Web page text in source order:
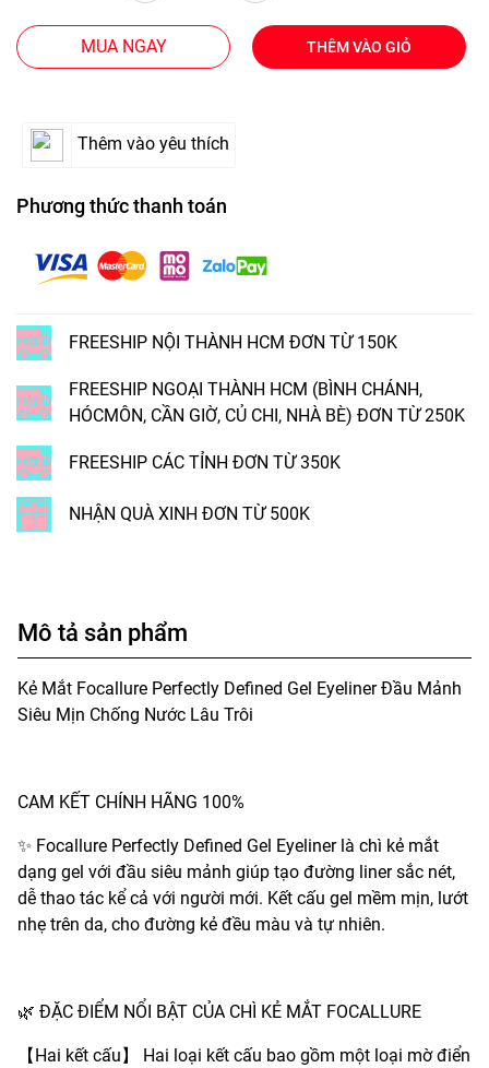
MUA NGAY THÊM VÀO GIỎ
Thêm vào yêu thích
Phương thức thanh toán
FREESHIP NỘI THÀNH HCM ĐƠN TỪ 150K
FREESHIP NGOẠI THÀNH HCM (BÌNH CHÁNH,
HÓCMÔN, CẦN GIỜ, CỦ CHI, NHÀ BÈ) ĐƠN TỪ 250K
FREESHIP CÁC TỈNH ĐƠN TỪ 350K
NHẬN QUÀ XINH ĐƠN TỪ 500K
Mô tả sản phẩm
Kẻ Mắt Focallure Perfectly Defined Gel Eyeliner Đầu Mảnh
Siêu Mịn Chống Nước Lâu Trôi
CAM KẾT CHÍNH HÃNG 100%
✨ Focallure Perfectly Defined Gel Eyeliner là chì kẻ mắt
dạng gel với đầu siêu mảnh giúp tạo đường liner sắc nét,
dễ thao tác kể cả với người mới. Kết cấu gel mềm mịn, lướt
nhẹ trên da, cho đường kẻ đều màu và tự nhiên.
🌿 ĐẶC ĐIỂM NỔI BẬT CỦA CHÌ KẺ MẮT FOCALLURE
【Hai kết cấu】 Hai loại kết cấu bao gồm một loại mờ điển